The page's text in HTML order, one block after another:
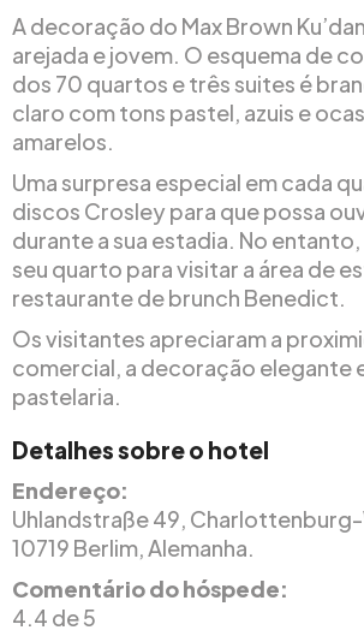
A decoração do Max Brown
arejada e jovem. O esquema de
dos 70 quartos e três suites é
claro com tons pastel, azuis e
amarelos.
Uma surpresa especial em cada
discos Crosley para que possa
durante a sua estadia. No
seu quarto para visitar a área de
restaurante de brunch Benedict.
Os visitantes apreciaram a
comercial, a decoração elegante
pastelaria.
Detalhes sobre o hotel
Endereço:
Uhlandstraße 49,
10719 Berlim, Alemanha.
Comentário do hóspede:
4.4 de 5